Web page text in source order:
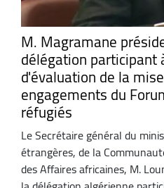
M. Magramane
délégation participant
d'évaluation de la
engagements du
réfugiés
Le Secrétaire général du
étrangères, de la
des Affaires africaines, M.